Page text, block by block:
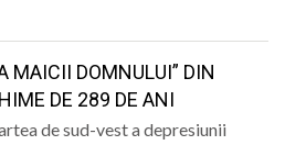
MAICII DOMNULUI” DIN
DE 289 DE ANI
de sud-vest a depresiunii